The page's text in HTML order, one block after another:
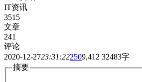
IT资讯
3515
文章
241
评论
2020-12-2723:31:222509,412 32483字
摘要